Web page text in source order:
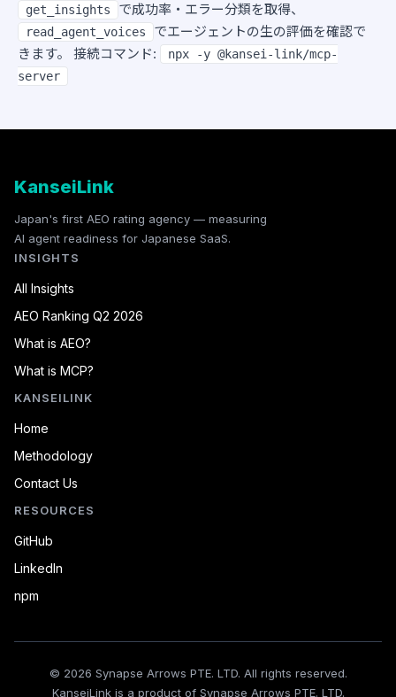
get_insights で成功率・エラー分類を取得、
read_agent_voices
でエージェントの生の評価を確認で
きます。 接続コマンド:
npx -y @kansei-link/mcp-
server
KanseiLink
Japan's first AEO rating agency — measuring
AI agent readiness for Japanese SaaS.
INSIGHTS
All Insights
AEO Ranking Q2 2026
What is AEO?
What is MCP?
KANSEILINK
Home
Methodology
Contact Us
RESOURCES
GitHub
LinkedIn
npm
© 2026 Synapse Arrows PTE. LTD. All rights reserved.
KanseiLink is a product of Synapse Arrows PTE. LTD.